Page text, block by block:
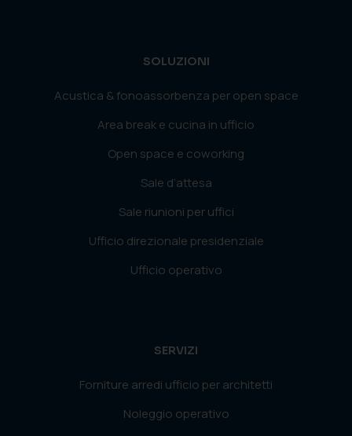
SOLUZIONI
Acustica & fonoassorbenza per open space
Area break e cucina in ufficio
Open space e coworking
Sale d’attesa
Sale riunioni per uffici
Ufficio direzionale presidenziale
Ufficio operativo
SERVIZI
Forniture arredi ufficio per architetti
Noleggio operativo